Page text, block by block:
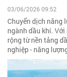
03/06/2026 09:52
Chuyển dịch năng
ngành dầu khí.
rộng từ nền tảng
nghiệp - năng